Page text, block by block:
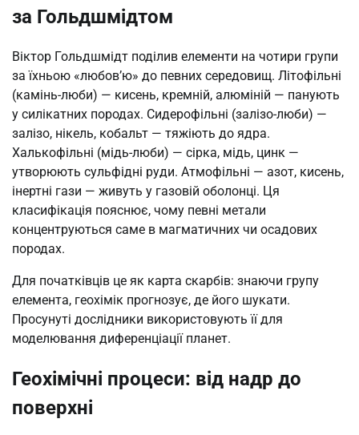
за Гольдшмідтом
Віктор Гольдшмідт поділив елементи на чотири групи
за їхньою «любов’ю» до певних середовищ. Літофільні
(камінь-люби) — кисень, кремній, алюміній — панують
у силікатних породах. Сидерофільні (залізо-люби) —
залізо, нікель, кобальт — тяжіють до ядра.
Халькофільні (мідь-люби) — сірка, мідь, цинк —
утворюють сульфідні руди. Атмофільні — азот, кисень,
інертні гази — живуть у газовій оболонці. Ця
класифікація пояснює, чому певні метали
концентруються саме в магматичних чи осадових
породах.
Для початківців це як карта скарбів: знаючи групу
елемента, геохімік прогнозує, де його шукати.
Просунуті дослідники використовують її для
моделювання диференціації планет.
Геохімічні процеси: від надр до
поверхні